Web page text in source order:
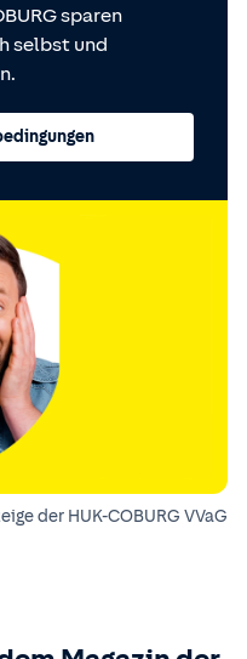
sparen
selbst und
der HUK-COBURG VVaG